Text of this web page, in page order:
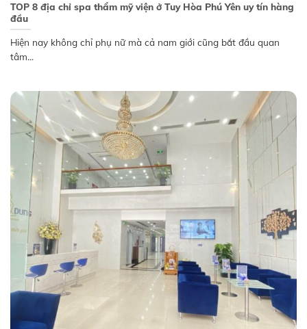
TOP 8 địa chỉ spa thẩm mỹ viện ở Tuy Hòa Phú Yên uy tín hàng
đầu
Hiện nay không chỉ phụ nữ mà cả nam giới cũng bắt đầu quan
tâm...